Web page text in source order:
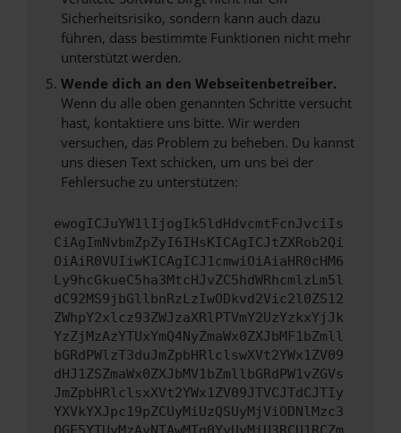
Sicherheitsrisiko, sondern kann auch dazu
führen, dass bestimmte Funktionen nicht mehr
unterstützt werden.
Wende dich an den Webseitenbetreiber.
Wenn du alle oben genannten Schritte versucht
hast, kontaktiere uns bitte. Wir werden
versuchen, das Problem zu beheben. Du kannst
uns diesen Text schicken, um uns bei der
Fehlersuche zu unterstützen:
ewogICJuYW1lIjogIk5ldHdvcmtFcnJvciIs
CiAgImNvbmZpZyI6IHsKICAgICJtZXRob2Qi
OiAiR0VUIiwKICAgICJ1cmwiOiAiaHR0cHM6
Ly9hcGkueC5ha3MtcHJvZC5hdWRhcmlzLm5l
dC92MS9jbGllbnRzLzIwODkvd2Vic2l0ZS12
ZWhpY2xlcz93ZWJzaXRlPTVmY2UzYzkxYjJk
YzZjMzAzYTUxYmQ4NyZmaWx0ZXJbMF1bZmll
bGRdPWlzT3duJmZpbHRlclswXVt2YWx1ZV09
dHJ1ZSZmaWx0ZXJbMV1bZmllbGRdPW1vZGVs
JmZpbHRlclsxXVt2YWx1ZV09JTVCJTdCJTIy
YXVkYXJpc19pZCUyMiUzQSUyMjViODNlMzc3